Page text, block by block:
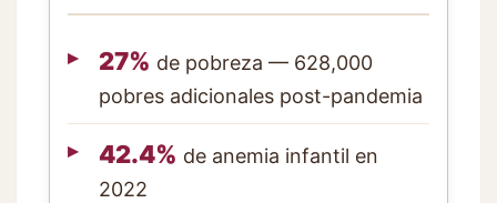
27% de pobreza — 628,000
pobres adicionales post-pandemia
42.4% de anemia infantil en
2022